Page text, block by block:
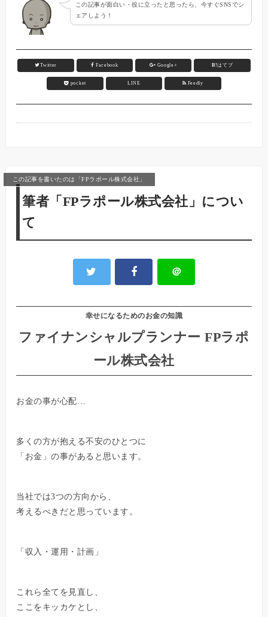
この記事が面白い・役に立ったと思ったら、今すぐSNSでシ
ェアしよう！
Twitter Facebook Google+ B!はてブ
pocket LINE Feedly
この記事を書いたのは「FPラポール株式会社」
筆者「FPラポール株式会社」につい
て
＠
幸せになるためのお金の知識
ファイナンシャルプランナー FPラポ
ール株式会社
お金の事が心配…
多くの方が抱える不安のひとつに
「お金」の事があると思います。
当社では3つの方向から、
考えるべきだと思っています。
「収入・運用・計画」
これら全てを見直し、
ここをキッカケとし、